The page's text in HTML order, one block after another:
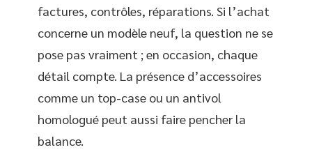
factures, contrôles, réparations. Si l’achat
concerne un modèle neuf, la question ne se
pose pas vraiment ; en occasion, chaque
détail compte. La présence d’accessoires
comme un top-case ou un antivol
homologué peut aussi faire pencher la
balance.